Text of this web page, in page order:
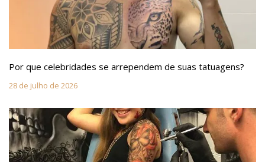
Por que celebridades se arrependem de suas tatuagens?
28 de julho de 2026